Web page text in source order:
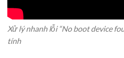
Xử lý nhanh lỗi “No boot device
tính